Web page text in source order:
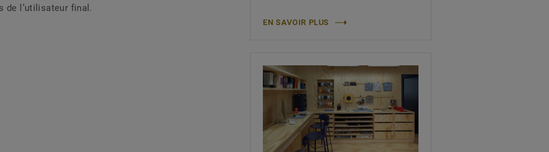
de l’utilisateur final.
EN SAVOIR PLUS